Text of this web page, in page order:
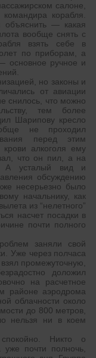
салоне,
корабля.
— какая
вообще снять с
взять себе в
по приборам, а
основное ручное и
но законы и
от авиации
снилось, что можно
тем более
Шарипову кресло
не проходил
перед этим
алкоголя ему
что он пил, а на
А усталый вид и
обсуждению
несерьезно было
начальнику, как
из “нелетного”
насчет посадки в
почти полного
заняли свой
Уже через полчаса
промежуточную,
доложил
на расчетное
районе аэродрома
облачности около
до 800 метров,
нельзя ни в коем
Никто о
почти полночь,